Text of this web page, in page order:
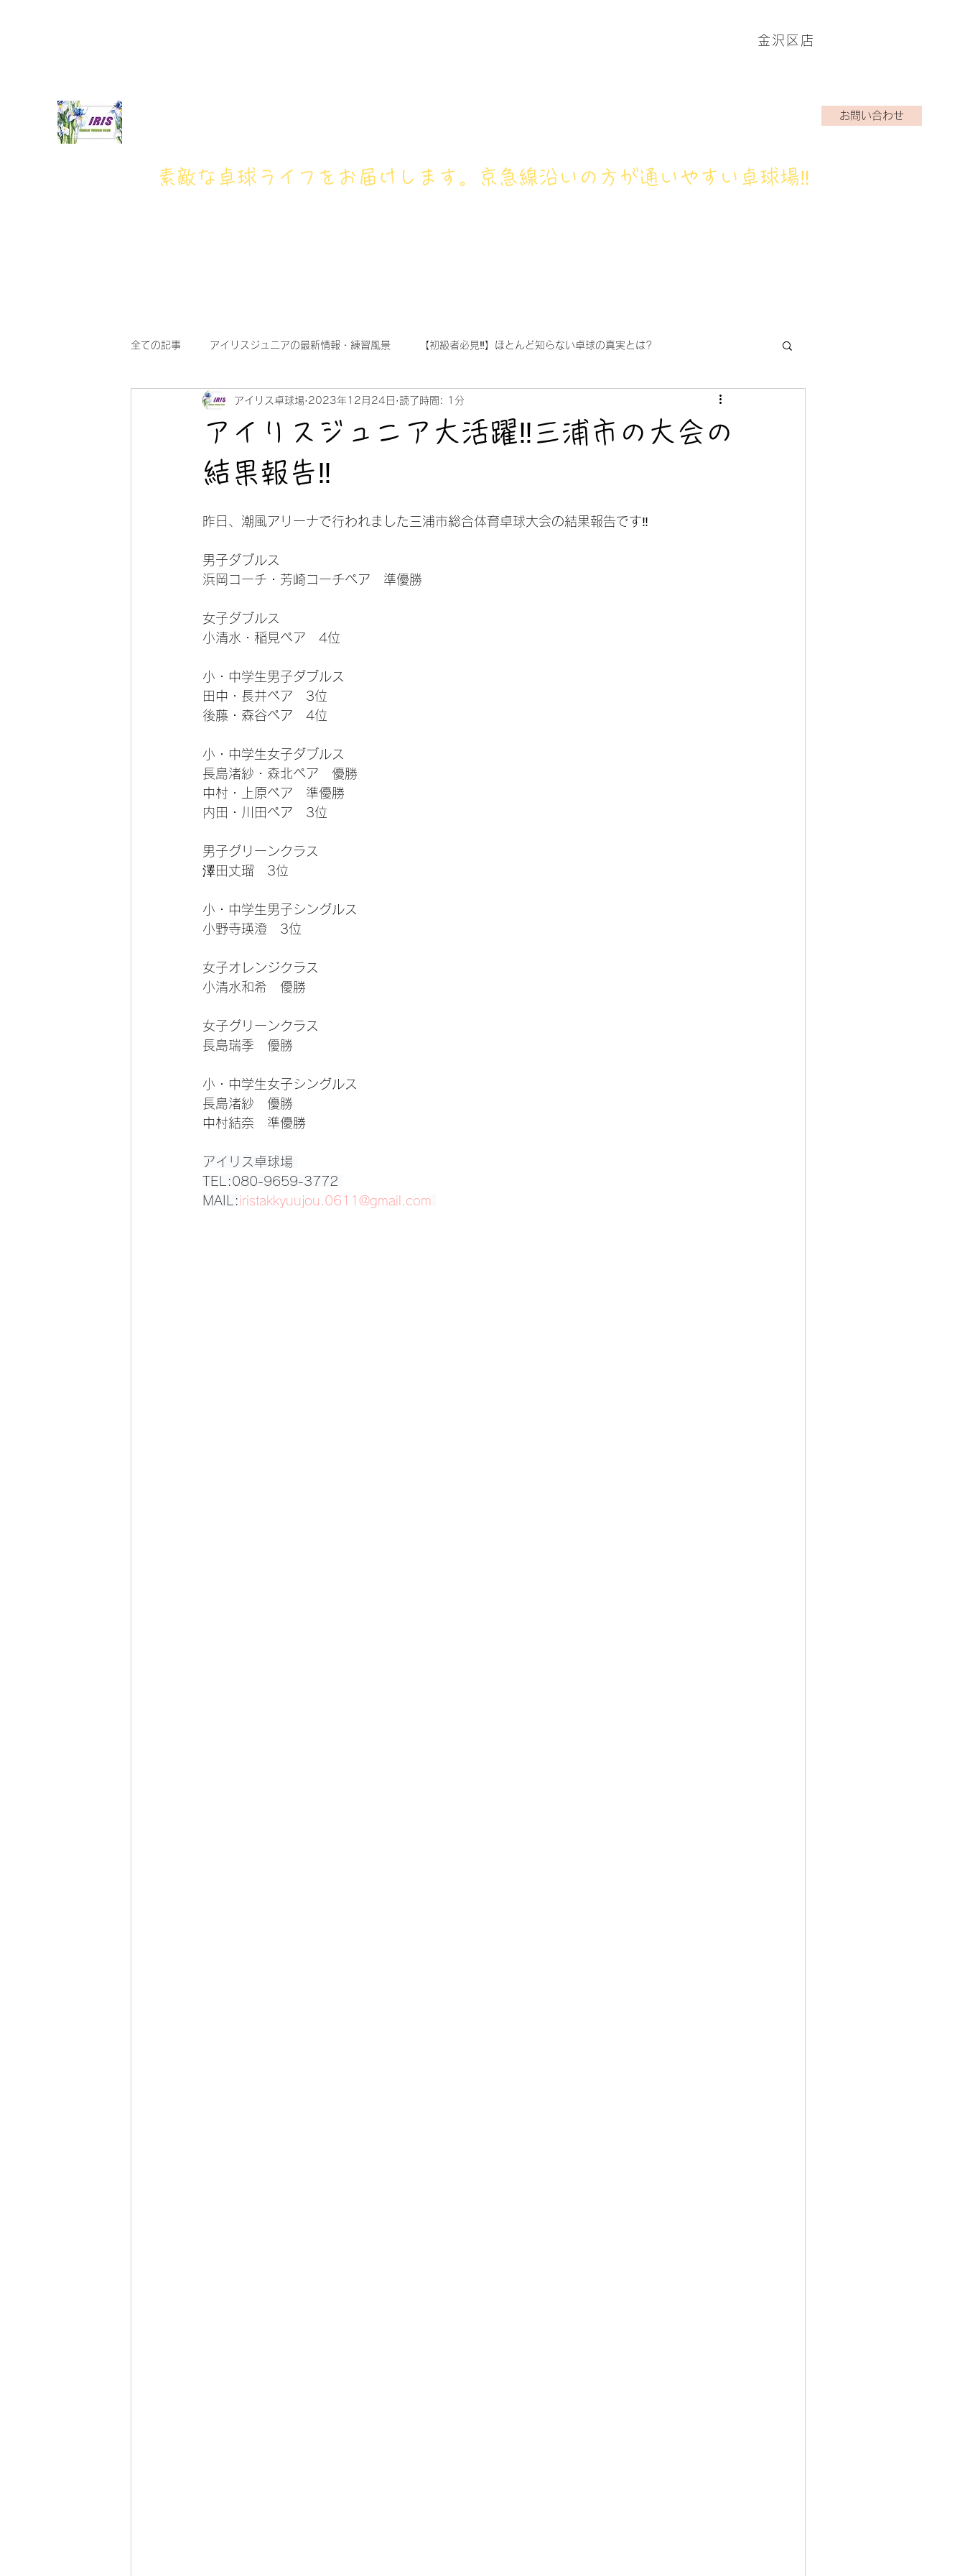
金沢区店
お問い合わせ
​素敵な卓球ライフをお届けします。京急線沿いの方が通いやすい卓球場‼
全ての記事 アイリスジュニアの最新情報・練習風景 【初級者必見‼】ほとんど知らない卓球の真実とは?
アイリスジュニア大活躍‼三浦市の大会の
結果報告‼
アイリス卓球場 2023年12月24日 読了時間: 1分
昨日、潮風アリーナで行われました三浦市総合体育卓球大会の結果報告です‼
男子ダブルス
浜岡コーチ・芳崎コーチペア　準優勝
女子ダブルス
小清水・稲見ペア　4位
小・中学生男子ダブルス
田中・長井ペア　3位
後藤・森谷ペア　4位
小・中学生女子ダブルス
長島渚紗・森北ペア　優勝
中村・上原ペア　準優勝
内田・川田ペア　3位
男子グリーンクラス
澤田丈瑠　3位
小・中学生男子シングルス
小野寺瑛澄　3位
女子オレンジクラス
小清水和希　優勝
女子グリーンクラス
長島瑞季　優勝
小・中学生女子シングルス
長島渚紗　優勝
中村結奈　準優勝
アイリス卓球場
TEL:080-9659-3772
MAIL:iristakkyuujou.0611@gmail.com